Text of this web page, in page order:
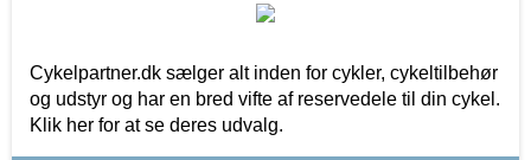
Cykelpartner.dk sælger alt inden for cykler, cykeltilbehør
og udstyr og har en bred vifte af reservedele til din cykel.
Klik her for at se deres udvalg.